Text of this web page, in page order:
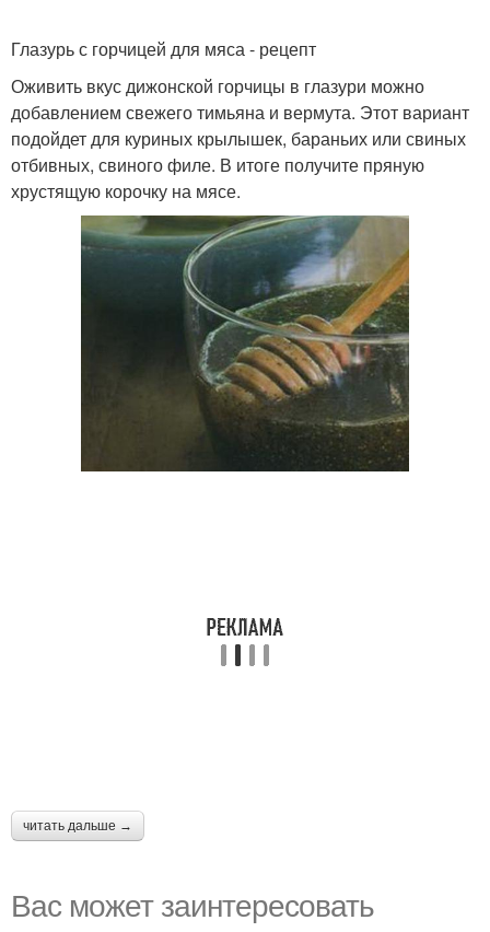
Глазурь с горчицей для мяса - рецепт
Оживить вкус дижонской горчицы в глазури можно
добавлением свежего тимьяна и вермута. Этот вариант
подойдет для куриных крылышек, бараньих или свиных
отбивных, свиного филе. В итоге получите пряную
хрустящую корочку на мясе.
читать дальше →
Вас может заинтересовать